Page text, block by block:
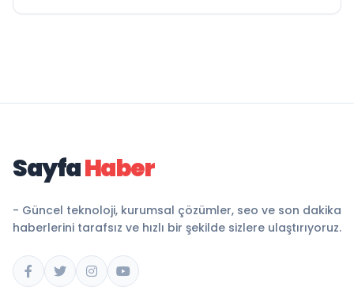
SayfaHaber
- Güncel teknoloji, kurumsal çözümler, seo ve son dakika
haberlerini tarafsız ve hızlı bir şekilde sizlere ulaştırıyoruz.